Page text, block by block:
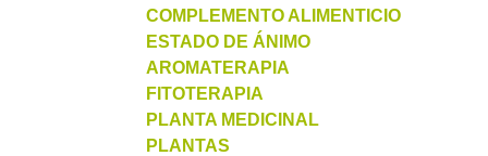
COMPLEMENTO ALIMENTICIO
ESTADO DE ÁNIMO
AROMATERAPIA
FITOTERAPIA
PLANTA MEDICINAL
PLANTAS